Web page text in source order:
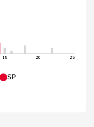
15 20 25
SP